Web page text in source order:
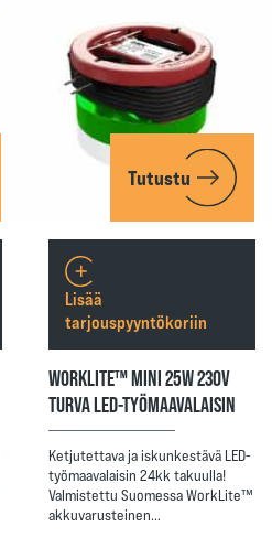
Tutustu
WORKLITE™ MINI 25W 230V
TURVA LED-TYÖMAAVALAISIN
Ketjutettava ja iskunkestävä LED-
työmaavalaisin 24kk takuulla!
Valmistettu Suomessa WorkLite™
akkuvarusteinen…
Lisää
tarjouspyyntökoriin